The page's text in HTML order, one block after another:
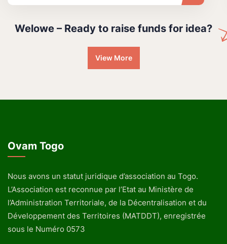
Welowe – Ready to raise funds for idea?
View More
Ovam Togo
Nous avons un statut juridique d’association au Togo.
L’Association est reconnue par l’Etat au Ministère de
l’Administration Territoriale, de la Décentralisation et du
Développement des Territoires (MATDDT), enregistrée
sous le Numéro 0573